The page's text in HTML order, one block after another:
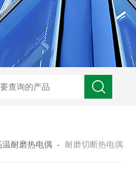
热电偶 WRNK-231D炉管刀刃热电
温耐磨热电偶 - 耐磨切断热电偶